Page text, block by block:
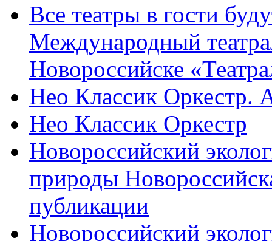
Все театры в гости
Международный
Новороссийске
Нео Классик Оркестр.
Нео Классик Оркестр
Новороссийский
природы
публикации
Новороссийский